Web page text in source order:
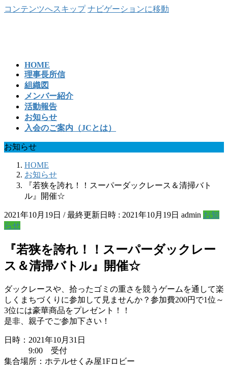
コンテンツへスキップ ナビゲーションに移動
HOME
理事長所信
組織図
メンバー紹介
活動報告
お知らせ
入会のご案内（JCとは）
お知らせ
HOME
お知らせ
『若狭を誇れ！！スーパーダックレース＆清掃バト
ル』開催☆
2021年10月19日 / 最終更新日時 : 2021年10月19日 admin お知
らせ
『若狭を誇れ！！スーパーダックレー
ス＆清掃バトル』開催☆
ダックレースや、拾ったゴミの重さを競うゲームを通して楽
しくまちづくりに参加して見ませんか？参加費200円で1位～
3位には豪華商品をプレゼント！！
是非、親子でご参加下さい！
日時：2021年10月31日
9:00 受付
集合場所：ホテルせくみ屋1Fロビー